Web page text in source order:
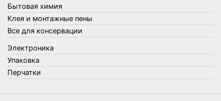
Хозяйственные товары
Швабры, стекломои, черенки и насадки
Шнуры, веревки и шпагаты
Электроника
Элементы питания
Бытовая химия
Клея и монтажные пены
Все для консервации
Электроника
Упаковка
Перчатки